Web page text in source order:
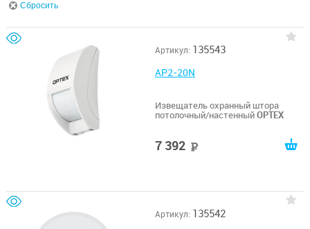
Сбросить
Артикул: 135543
AP2-20N
Извещатель охранный штора
потолочный/настенныйOPTEX
7 392
Артикул: 135542